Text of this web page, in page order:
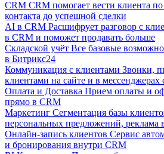
CRM CRM помогает вести клиента
контакта до успешной сделки
AI в CRM Расшифрует разговор с
в CRM и поможет продавать больше
Складской учёт Все базовые
в Битрикс24
Коммуникация с клиентами Звонки,
клиентами на сайте и в
Оплата и Доставка Прием оплаты и
прямо в CRM
Маркетинг Сегментация базы
персональных предложений, реклама
Онлайн-запись клиентов Сервис
и бронирования внутри CRM